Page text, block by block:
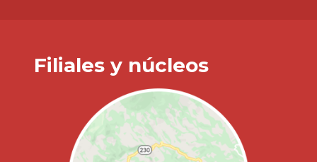
Filiales y núcleos